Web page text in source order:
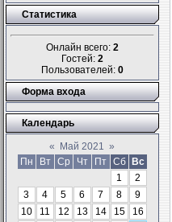
Статистика
Онлайн всего: 2
Гостей: 2
Пользователей: 0
Форма входа
Календарь
« Май 2021 »
Пн
Вт Ср Чт Пт Сб
Вс
1
2
3
4 5 6 7 8
9
10
11 12 13 14 15
16